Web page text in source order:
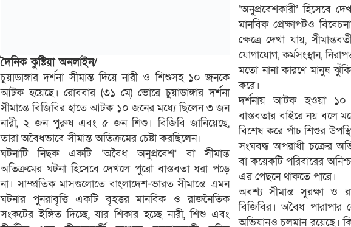
দৈনিক কুষ্টিয়া অনলাইন/
চুয়াডাঙ্গার দর্শনা সীমান্ত দিয়ে নারী ও শিশুসহ ১০ জনকে
আটক হয়েছে। রোববার (৩১ মে) ভোরে চুয়াডাঙ্গার দর্শনা
সীমান্তে বিজিবির হাতে আটক ১০ জনের মধ্যে ছিলেন ৩ জন
নারী, ২ জন পুরুষ এবং ৫ জন শিশু। বিজিবি জানিয়েছে,
তারা অবৈধভাবে সীমান্ত অতিক্রমের চেষ্টা করছিলেন।
ঘটনাটি নিছক একটি ‘অবৈধ অনুপ্রবেশ’ বা সীমান্ত
অতিক্রমের ঘটনা হিসেবে দেখলে পুরো বাস্তবতা ধরা পড়ে
না। সাম্প্রতিক মাসগুলোতে বাংলাদেশ-ভারত সীমান্তে এমন
ঘটনার পুনরাবৃত্তি একটি বৃহত্তর মানবিক ও রাজনৈতিক
সংকটের ইঙ্গিত দিচ্ছে, যার শিকার হচ্ছে নারী, শিশু এবং
‘অনুপ্রবেশকারী’ হিসেবে
মানবিক প্রেক্ষাপটও
ক্ষেত্রে দেখা যায়,
যোগাযোগ, কর্মসংস্থান,
মতো নানা কারণে মানুষ ঝুঁকি
করে।
দর্শনায় আটক হওয়া ১০
বাস্তবতার বাইরে নয় বলে
বিশেষ করে পাঁচ শিশুর
সংঘবদ্ধ অপরাধী চক্রের
বা কয়েকটি পরিবারের
এর পেছনে থাকতে পারে।
অবশ্য সীমান্ত সুরক্ষা ও
বিজিবির। অবৈধ
অভিযানও চলমান রয়েছে।